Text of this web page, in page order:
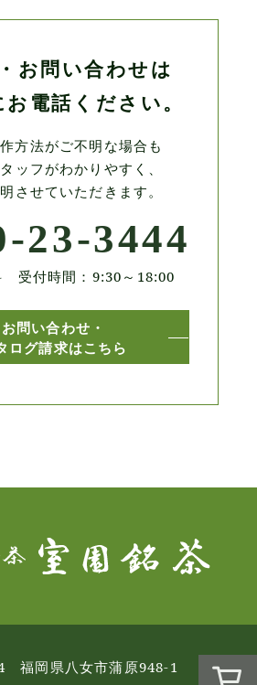
お問い合わせは
電話ください。
方法がご不明な場合も
ッフがわかりやすく、
させていただきます。
23-3444
受付時間：9:30～18:00
お問い合わせ・
ログ請求はこちら
福岡県八女市蒲原948-1